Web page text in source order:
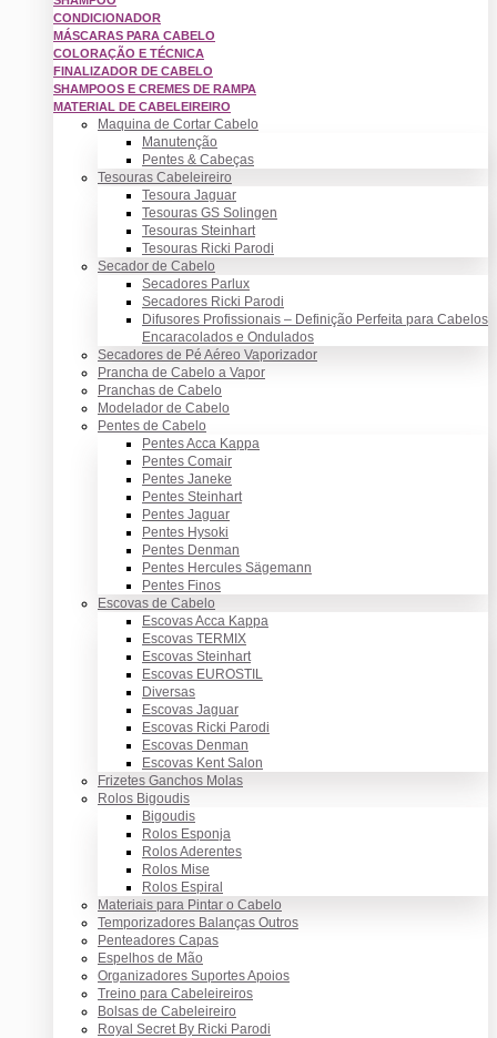
CONDICIONADOR
MÁSCARAS PARA CABELO
COLORAÇÃO E TÉCNICA
FINALIZADOR DE CABELO
SHAMPOOS E CREMES DE RAMPA
MATERIAL DE CABELEIREIRO
Maquina de Cortar Cabelo
Manutenção
Pentes & Cabeças
Tesouras Cabeleireiro
Tesoura Jaguar
Tesouras GS Solingen
Tesouras Steinhart
Tesouras Ricki Parodi
Secador de Cabelo
Secadores Parlux
Secadores Ricki Parodi
Difusores Profissionais – Definição Perfeita para Cabelos
Encaracolados e Ondulados
Secadores de Pé Aéreo Vaporizador
Prancha de Cabelo a Vapor
Pranchas de Cabelo
Modelador de Cabelo
Pentes de Cabelo
Pentes Acca Kappa
Pentes Comair
Pentes Janeke
Pentes Steinhart
Pentes Jaguar
Pentes Hysoki
Pentes Denman
Pentes Hercules Sägemann
Pentes Finos
Escovas de Cabelo
Escovas Acca Kappa
Escovas TERMIX
Escovas Steinhart
Escovas EUROSTIL
Diversas
Escovas Jaguar
Escovas Ricki Parodi
Escovas Denman
Escovas Kent Salon
Frizetes Ganchos Molas
Rolos Bigoudis
Bigoudis
Rolos Esponja
Rolos Aderentes
Rolos Mise
Rolos Espiral
Materiais para Pintar o Cabelo
Temporizadores Balanças Outros
Penteadores Capas
Espelhos de Mão
Organizadores Suportes Apoios
Treino para Cabeleireiros
Bolsas de Cabeleireiro
Royal Secret By Ricki Parodi